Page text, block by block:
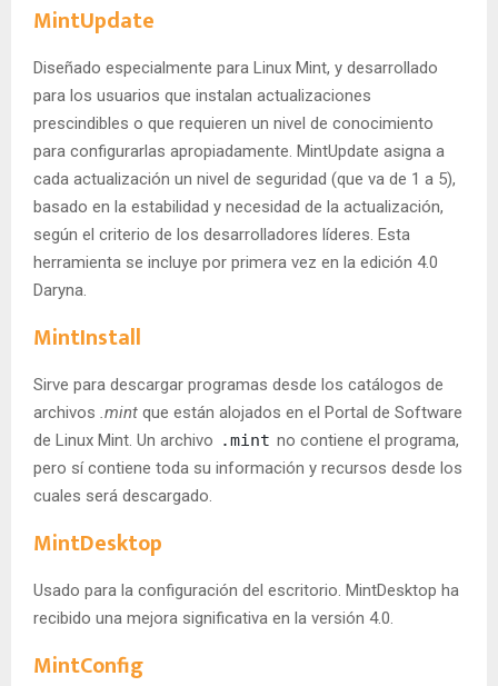
MintUpdate
Diseñado especialmente para Linux Mint, y desarrollado
para los usuarios que instalan actualizaciones
prescindibles o que requieren un nivel de conocimiento
para configurarlas apropiadamente. MintUpdate asigna a
cada actualización un nivel de seguridad (que va de 1 a 5),
basado en la estabilidad y necesidad de la actualización,
según el criterio de los desarrolladores líderes. Esta
herramienta se incluye por primera vez en la edición 4.0
Daryna.
MintInstall
Sirve para descargar programas desde los catálogos de
archivos .mint que están alojados en el Portal de Software
de Linux Mint. Un archivo .mint no contiene el programa,
pero sí contiene toda su información y recursos desde los
cuales será descargado.
MintDesktop
Usado para la configuración del escritorio. MintDesktop ha
recibido una mejora significativa en la versión 4.0.
MintConfig